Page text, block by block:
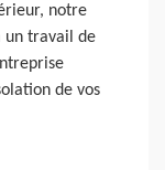
notre
un travail de
de vos